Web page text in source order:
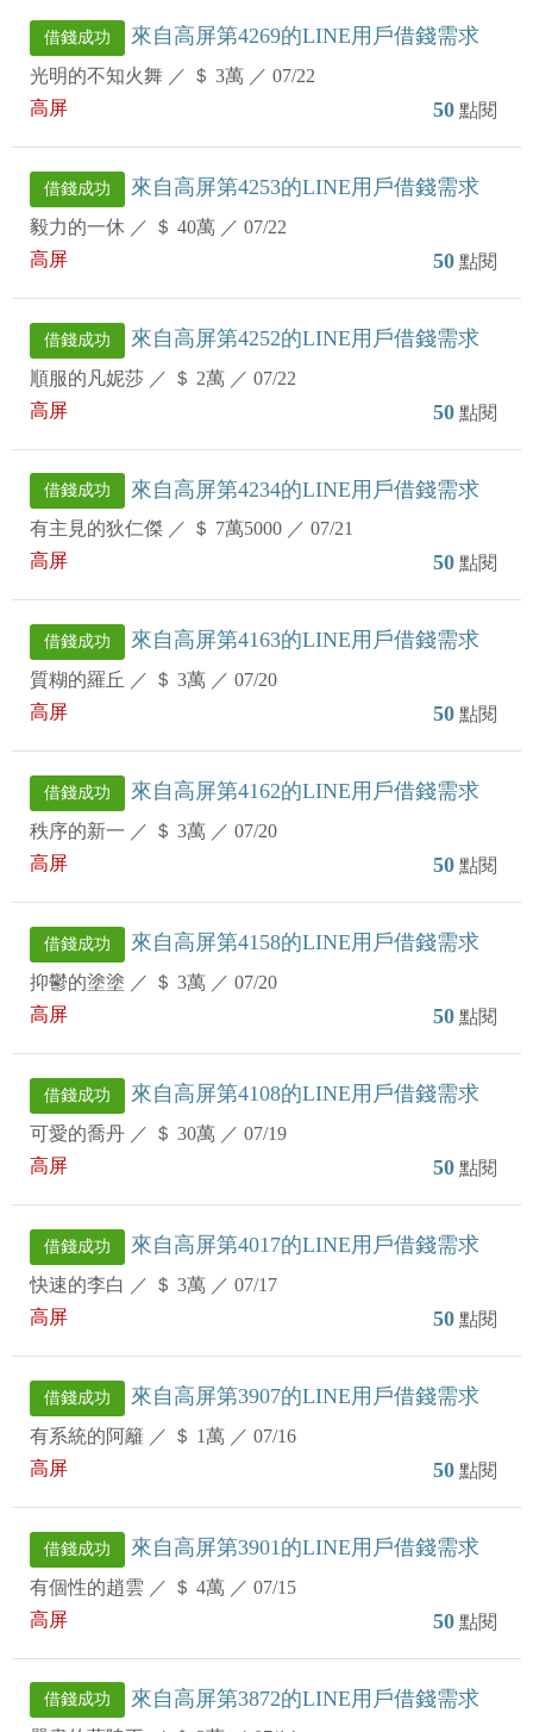
借錢成功 來自高屏第4269的LINE用戶借錢需求
光明的不知火舞 ／ ＄ 3萬 ／ 07/22
高屏
50 點閱
借錢成功 來自高屏第4253的LINE用戶借錢需求
毅力的一休 ／ ＄ 40萬 ／ 07/22
高屏
50 點閱
借錢成功 來自高屏第4252的LINE用戶借錢需求
順服的凡妮莎 ／ ＄ 2萬 ／ 07/22
高屏
50 點閱
借錢成功 來自高屏第4234的LINE用戶借錢需求
有主見的狄仁傑 ／ ＄ 7萬5000 ／ 07/21
高屏
50 點閱
借錢成功 來自高屏第4163的LINE用戶借錢需求
質糊的羅丘 ／ ＄ 3萬 ／ 07/20
高屏
50 點閱
借錢成功 來自高屏第4162的LINE用戶借錢需求
秩序的新一 ／ ＄ 3萬 ／ 07/20
高屏
50 點閱
借錢成功 來自高屏第4158的LINE用戶借錢需求
抑鬱的塗塗 ／ ＄ 3萬 ／ 07/20
高屏
50 點閱
借錢成功 來自高屏第4108的LINE用戶借錢需求
可愛的喬丹 ／ ＄ 30萬 ／ 07/19
高屏
50 點閱
借錢成功 來自高屏第4017的LINE用戶借錢需求
快速的李白 ／ ＄ 3萬 ／ 07/17
高屏
50 點閱
借錢成功 來自高屏第3907的LINE用戶借錢需求
有系統的阿籬 ／ ＄ 1萬 ／ 07/16
高屏
50 點閱
借錢成功 來自高屏第3901的LINE用戶借錢需求
有個性的趙雲 ／ ＄ 4萬 ／ 07/15
高屏
50 點閱
借錢成功 來自高屏第3872的LINE用戶借錢需求